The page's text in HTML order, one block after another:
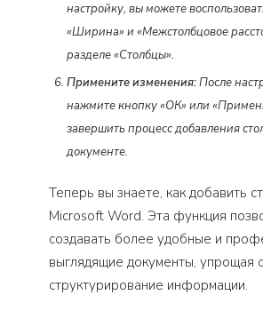
настройку, вы можете
«Ширина» и «Межстолбцовое
разделе «Столбцы».
Примените изменения:После
нажмите кнопку «ОК» или
завершить процесс добавления
документе.
Теперь вы знаете, как добавить
Microsoft Word. Эта функция
создавать более удобные и
выглядящие документы, упрощая
структурирование информации.